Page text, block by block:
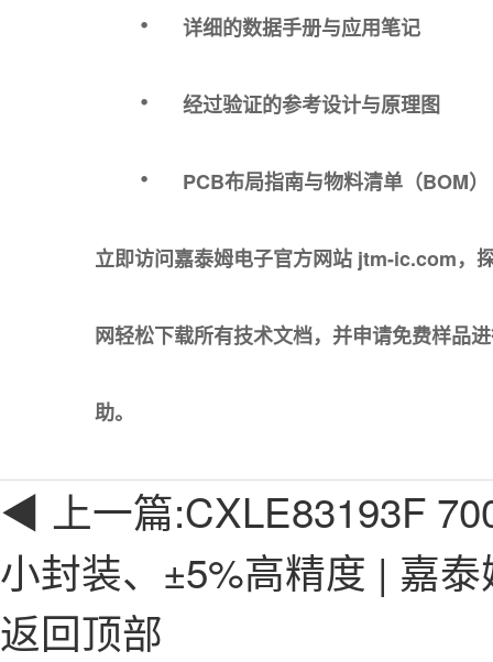
· 详细的数据手册与应用笔记
· 经过验证的参考设计与原理图
· PCB布局指南与物料清单（BOM）
立即访问嘉泰姆电子官方网站 jtm-ic.com，
网轻松下载所有技术文档，并申请免费样品
助。
◀ 上一篇:CXLE83193F
小封装、±5%高精度 | 嘉
返回顶部